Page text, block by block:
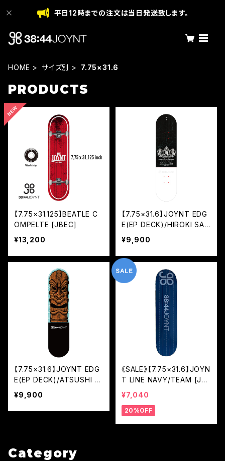
平日12時までの注文は当日発送致します。
HOME サイズ別 7.75×31.6
PRODUCTS
【7.75×31.125】BEATLE C
OMPELTE [JBEC]
¥13,200
【7.75×31.6】JOYNT EDG
E(EP DECK)/HIROKI SAE
GUSA [JED]
¥9,900
【7.75×31.6】JOYNT EDG
E(EP DECK)/ATSUSHI S
ATO [JED]
¥9,900
《SALE》【7.75×31.6】JOYN
T LINE NAVY/TEAM [JO
L2]
¥7,040
20%OFF
Category